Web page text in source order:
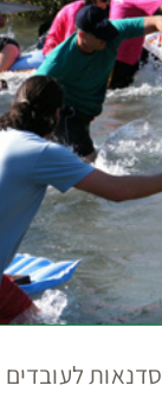
סדנאות לעובדים